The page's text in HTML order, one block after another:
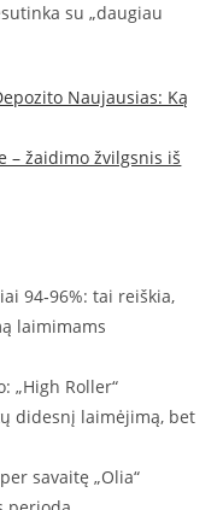
su „daugiau
Naujausias: Ką
– žaidimo žvilgsnis iš
94‑96%: tai reiškia,
laimimams
„High Roller“
didesnį laimėjimą, bet
savaitę „Olia“